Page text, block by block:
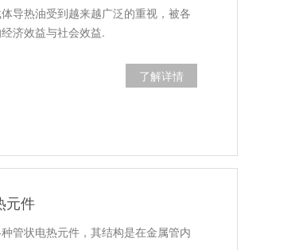
导热油受到越来越广泛的重视，被各
济效益与社会效益.
了解详情
元件
管状电热元件，其结构是在金属管内